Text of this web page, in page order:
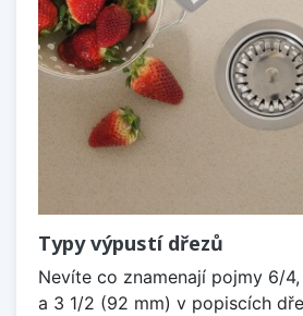
Typy výpustí dřezů
Nevíte co znamenají pojmy 6/
a 3 1/2 (92 mm) v popiscích